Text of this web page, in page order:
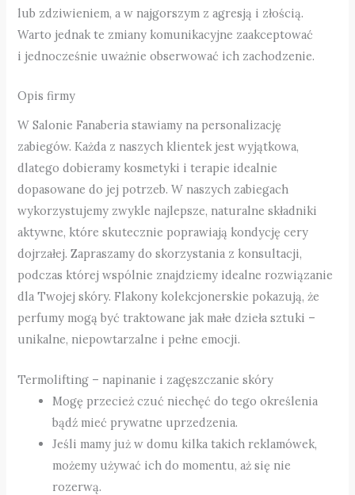
lub zdziwieniem, a w najgorszym z agresją i złością.
Warto jednak te zmiany komunikacyjne zaakceptować
i jednocześnie uważnie obserwować ich zachodzenie.
Opis firmy
W Salonie Fanaberia stawiamy na personalizację
zabiegów. Każda z naszych klientek jest wyjątkowa,
dlatego dobieramy kosmetyki i terapie idealnie
dopasowane do jej potrzeb. W naszych zabiegach
wykorzystujemy zwykle najlepsze, naturalne składniki
aktywne, które skutecznie poprawiają kondycję cery
dojrzałej. Zapraszamy do skorzystania z konsultacji,
podczas której wspólnie znajdziemy idealne rozwiązanie
dla Twojej skóry. Flakony kolekcjonerskie pokazują, że
perfumy mogą być traktowane jak małe dzieła sztuki –
unikalne, niepowtarzalne i pełne emocji.
Termolifting – napinanie i zagęszczanie skóry
Mogę przecież czuć niechęć do tego określenia
bądź mieć prywatne uprzedzenia.
Jeśli mamy już w domu kilka takich reklamówek,
możemy używać ich do momentu, aż się nie
rozerwą.